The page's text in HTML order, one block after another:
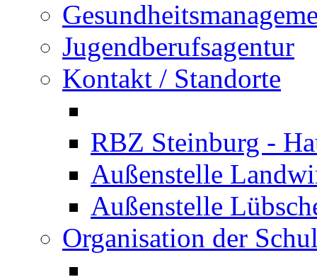
Jugendberufsagentur
Kontakt / Standorte
RBZ Steinburg -
Außenstelle
Außenstelle
Organisation der